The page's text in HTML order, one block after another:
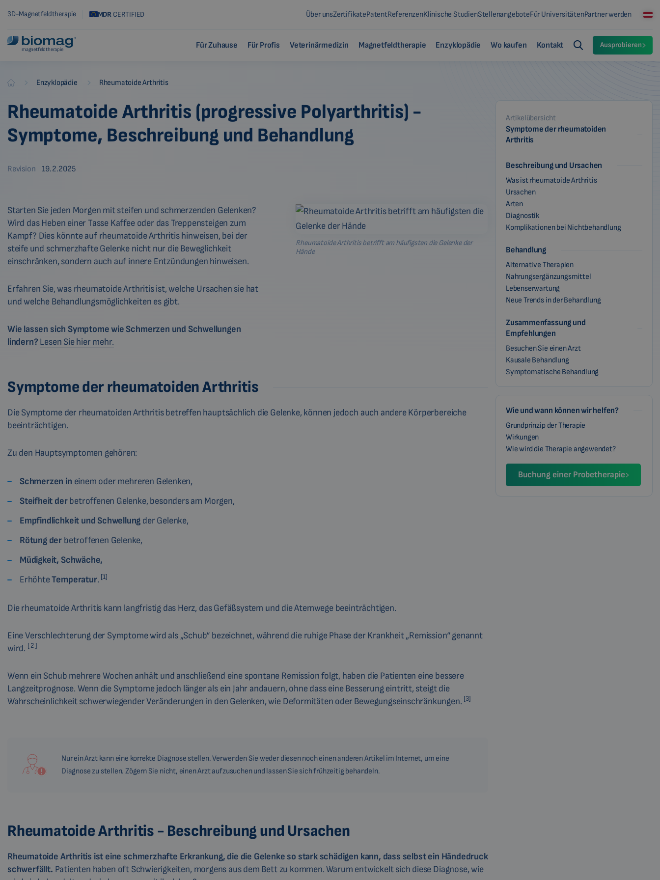
3D-Magnetfeldtherapie MDR CERTIFIED Über unsZertifikatePatentReferenzenKlinische StudienStellenangeboteFür UniversitätenPartner werden
magnetfeldtherapie Für Zuhause Für Profis Veterinärmedizin Magnetfeldtherapie Enzyklopädie Wo kaufen Kontakt Ausprobieren
Biomag Enzyklopädie Rheumatoide Arthritis
Rheumatoide Arthritis (progressive Polyarthritis) -
Symptome, Beschreibung und Behandlung
Revision 19.2.2025
Artikelübersicht
Symptome der rheumatoiden
Arthritis
Beschreibung und Ursachen
Was ist rheumatoide Arthritis
Ursachen
Arten
Diagnostik
Komplikationen bei Nichtbehandlung
Behandlung
Alternative Therapien
Nahrungsergänzungsmittel
Lebenserwartung
Neue Trends in der Behandlung
Zusammenfassung und
Empfehlungen
Besuchen Sie einen Arzt
Kausale Behandlung
Symptomatische Behandlung
Wie und wann können wir helfen?
Grundprinzip der Therapie
Wirkungen
Wie wird die Therapie angewendet?
Buchung einer Probetherapie
Rheumatoide Arthritis betrifft am häufigsten die Gelenke der
Hände
Starten Sie jeden Morgen mit steifen und schmerzenden Gelenken?
Wird das Heben einer Tasse Kaffee oder das Treppensteigen zum
Kampf? Dies könnte auf rheumatoide Arthritis hinweisen, bei der
steife und schmerzhafte Gelenke nicht nur die Beweglichkeit
einschränken, sondern auch auf innere Entzündungen hinweisen.
Erfahren Sie, was rheumatoide Arthritis ist, welche Ursachen sie hat
und welche Behandlungsmöglichkeiten es gibt.
Wie lassen sich Symptome wie Schmerzen und Schwellungen
lindern? Lesen Sie hier mehr.
Symptome der rheumatoiden Arthritis
Die Symptome der rheumatoiden Arthritis betreffen hauptsächlich die Gelenke, können jedoch auch andere Körperbereiche
beeinträchtigen.
Zu den Hauptsymptomen gehören:
Schmerzen in einem oder mehreren Gelenken,
Steifheit derbetroffenen Gelenke, besonders am Morgen,
Empfindlichkeit und Schwellung der Gelenke,
Rötung der betroffenen Gelenke,
Müdigkeit, Schwäche,
ErhöhteTemperatur. [1]
Die rheumatoide Arthritis kann langfristig das Herz, das Gefäßsystem und die Atemwege beeinträchtigen.
Eine Verschlechterung der Symptome wird als „Schub“ bezeichnet, während die ruhige Phase der Krankheit „Remission“ genannt
wird. [ 2 ]
Wenn ein Schub mehrere Wochen anhält und anschließend eine spontane Remission folgt, haben die Patienten eine bessere
Langzeitprognose. Wenn die Symptome jedoch länger als ein Jahr andauern, ohne dass eine Besserung eintritt, steigt die
Wahrscheinlichkeit schwerwiegender Veränderungen in den Gelenken, wie Deformitäten oder Bewegungseinschränkungen. [3]
Nur ein Arzt kann eine korrekte Diagnose stellen. Verwenden Sie weder diesen noch einen anderen Artikel im Internet, um eine
Diagnose zu stellen. Zögern Sie nicht, einen Arzt aufzusuchen und lassen Sie sich frühzeitig behandeln.
Rheumatoide Arthritis - Beschreibung und Ursachen
Rheumatoide Arthritis ist eine schmerzhafte Erkrankung, die die Gelenke so stark schädigen kann, dass selbst ein Händedruck
schwerfällt. Patienten haben oft Schwierigkeiten, morgens aus dem Bett zu kommen. Warum entwickelt sich diese Diagnose, wie